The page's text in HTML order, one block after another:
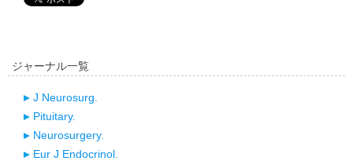
ジャーナル一覧
J Neurosurg.
Pituitary.
Neurosurgery.
Eur J Endocrinol.